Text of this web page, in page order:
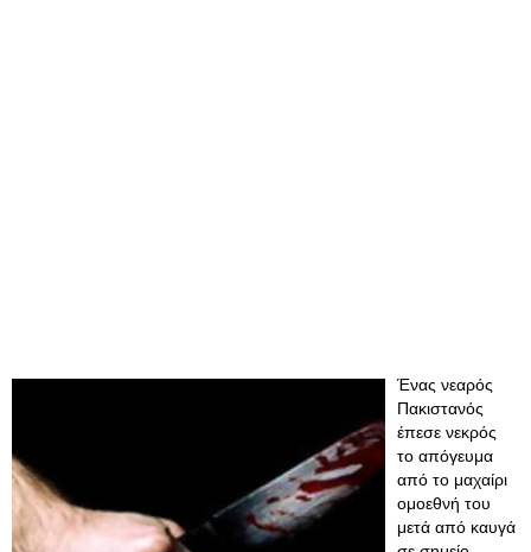
Ένας νεαρός
Πακιστανός
έπεσε νεκρός
το απόγευμα
από το μαχαίρι
ομοεθνή του
μετά από καυγά